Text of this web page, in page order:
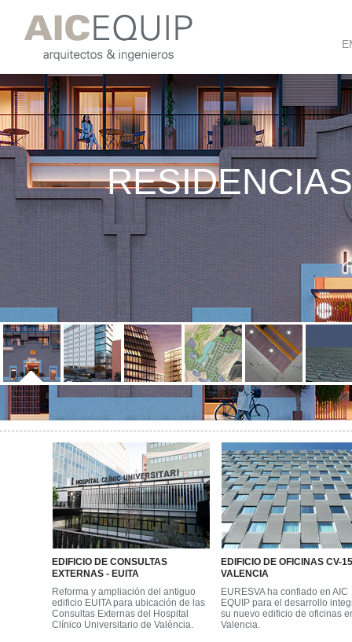
EDIFICIO DE CONSULTAS
EXTERNAS - EUITA
Reforma y ampliación del antiguo
edificio EUITA para ubicación de las
Consultas Externas del Hospital
Clínico Universitario de València.
EDIFICIO DE OFICINAS CV-15
VALENCIA
EURESVA ha confiado en AIC
EQUIP para el desarrollo
su nuevo edificio de oficinas
Valencia.